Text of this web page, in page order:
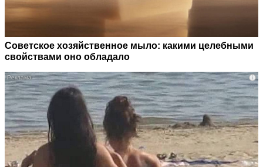
Советское хозяйственное мыло: какими целебными
свойствами оно обладало
i